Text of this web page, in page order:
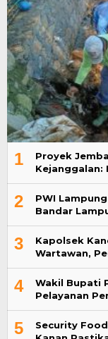
1
Proyek
Kejanggalan:
2
PWI
Bandar
3
Kapolsek
Wartawan,
4
Wakil Bupati
Pelayanan
5
Security